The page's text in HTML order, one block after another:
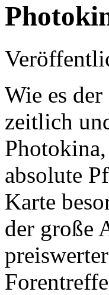
Wie es
zeitlich
absolute
Karte
der große